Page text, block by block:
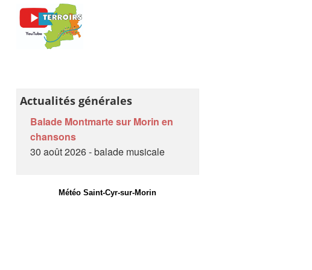
Actualités générales
Balade Montmarte sur Morin en
chansons
30 août 2026 - balade musicale
Météo Saint-Cyr-sur-Morin